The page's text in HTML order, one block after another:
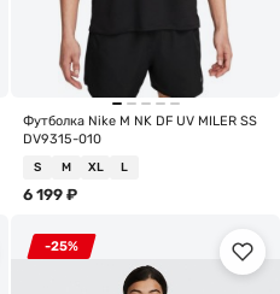
Футболка Nike M NK DF UV MILER SS
DV9315-010
S M XL L
6 199 ₽
-25%